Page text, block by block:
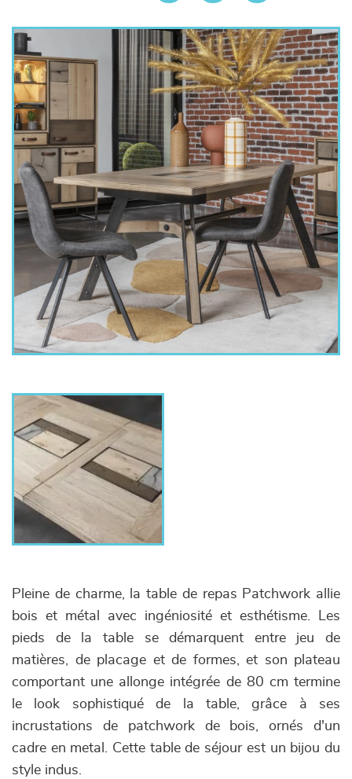
décoration
Pleine de charme, la table de repas Patchwork allie
bois et métal avec ingéniosité et esthétisme. Les
pieds de la table se démarquent entre jeu de
matières, de placage et de formes, et son plateau
comportant une allonge intégrée de 80 cm termine
le look sophistiqué de la table, grâce à ses
incrustations de patchwork de bois, ornés d'un
cadre en metal. Cette table de séjour est un bijou du
style indus.